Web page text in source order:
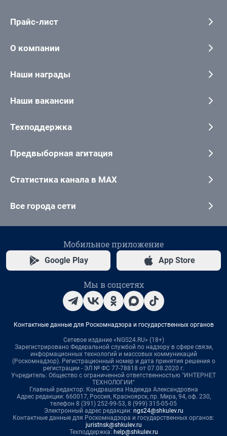
Прайс-лист
О компании
Наши награды
Наши вакансии
Техподдержка
Предвыборная агитация
Статистика канала в MAX
Все города сети
Мобильное приложение
Google Play App Store
Мы в соцсетях
Контактные данные для Роскомнадзора и государственных органов
Сетевое издание «NGS24.RU» (18+)
Зарегистрировано Федеральной службой по надзору в сфере связи,
информационных технологий и массовых коммуникаций
(Роскомнадзор). Регистрационный номер и дата принятия решения о
регистрации - ЭЛ № ФС 77-78818 от 07.08.2020 г.
Учредитель: Общество с ограниченной ответственностью "ИНТЕРНЕТ
ТЕХНОЛОГИИ"
Главный редактор: Кондрашова Надежда Александровна
Адрес редакции: 660017, Россия, Красноярск, пр. Мира, 94, оф. 230,
телефон 8 (391) 252-99-53, 8 (999) 315-05-05
Электронный адрес редакции: ngs24@shkulev.ru
Контактные данные для Роскомнадзора и государственных органов:
juristnsk@shkulev.ru
Техподдержка: help@shkulev.ru